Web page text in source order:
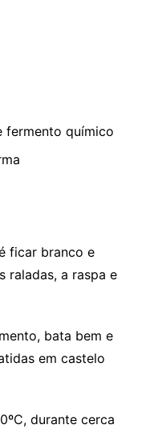
fermento químico
ficar branco e
raladas, a raspa e
bata bem e
em castelo
durante cerca